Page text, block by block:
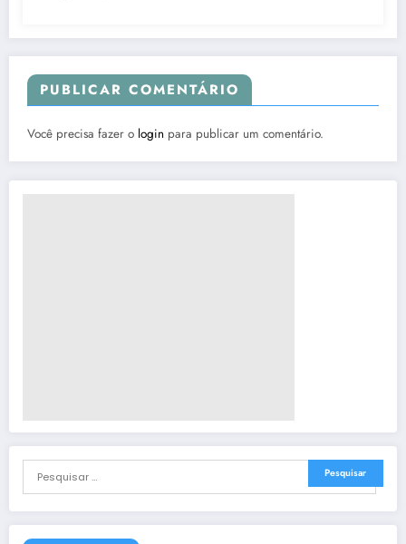
PUBLICAR COMENTÁRIO
Você precisa fazer o login para publicar um comentário.